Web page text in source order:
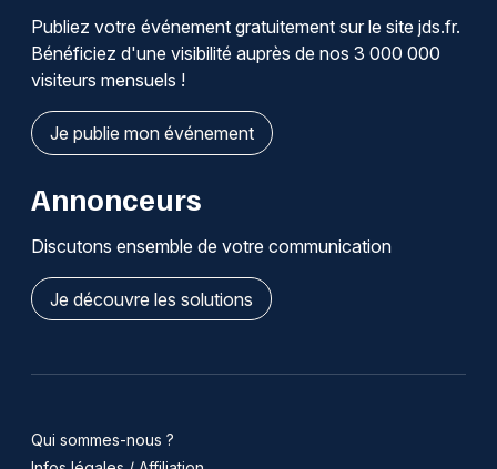
Publiez votre événement gratuitement sur le site jds.fr.
Bénéficiez d'une visibilité auprès de nos 3 000 000
visiteurs mensuels !
Je publie mon événement
Annonceurs
Discutons ensemble de votre communication
Je découvre les solutions
Qui sommes-nous ?